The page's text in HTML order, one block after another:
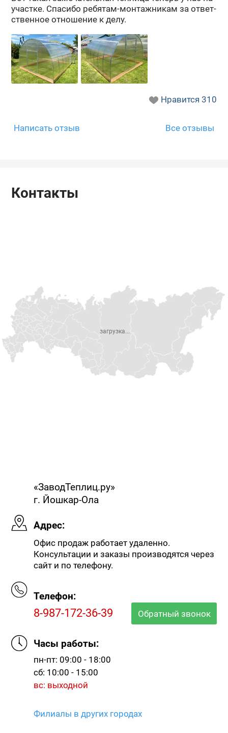
участ­ке. Спа­си­бо ребятам-​монтажникам за от­вет­
ствен­ное от­но­ше­ние к делу.
Нравится 310
Написать отзыв Все отзывы
Контакты
«ЗаводТеплиц.ру»
г. Йошкар-Ола
Адрес:
Офис продаж работает удаленно.
Консультации и заказы производятся через
сайт и по телефону.
Телефон:
8-987-172-36-39 Обратный звонок
Часы работы:
пн-пт: 09:00 - 18:00
сб: 10:00 - 15:00
вс: выходной
Филиалы в других городах
загрузка...